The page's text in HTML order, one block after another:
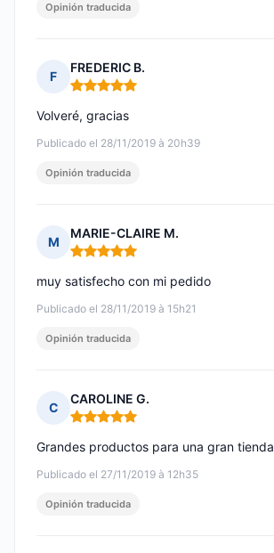
Opinión traducida
F
FREDERIC B.
Nota: 5 de 5
Publicado el 28/11/2019 à 20h39
Volveré, gracias
Opinión traducida
M
MARIE-CLAIRE M.
Nota: 5 de 5
Publicado el 28/11/2019 à 15h21
muy satisfecho con mi pedido
Opinión traducida
C
CAROLINE G.
Nota: 5 de 5
Publicado el 27/11/2019 à 12h35
Grandes productos para una gran tienda
Opinión traducida